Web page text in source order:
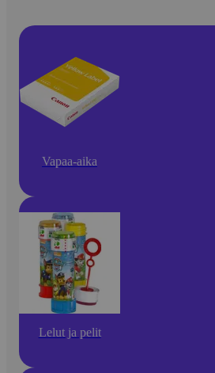
Vapaa-aika
Lelut ja pelit